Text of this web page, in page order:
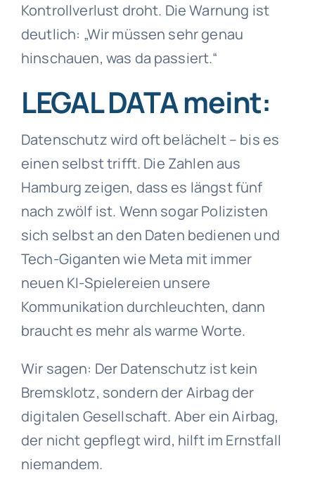
Kontrollverlust droht. Die Warnung ist
deutlich: „Wir müssen sehr genau
hinschauen, was da passiert.“
LEGAL DATA meint:
Datenschutz wird oft belächelt – bis es
einen selbst trifft. Die Zahlen aus
Hamburg zeigen, dass es längst fünf
nach zwölf ist. Wenn sogar Polizisten
sich selbst an den Daten bedienen und
Tech-Giganten wie Meta mit immer
neuen KI-Spielereien unsere
Kommunikation durchleuchten, dann
braucht es mehr als warme Worte.
Wir sagen: Der Datenschutz ist kein
Bremsklotz, sondern der Airbag der
digitalen Gesellschaft. Aber ein Airbag,
der nicht gepflegt wird, hilft im Ernstfall
niemandem.